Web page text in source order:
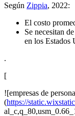
Según Zippia, 2022:
El costo
Se necesitan
en los Estados
.
[
![empresas de
(https://